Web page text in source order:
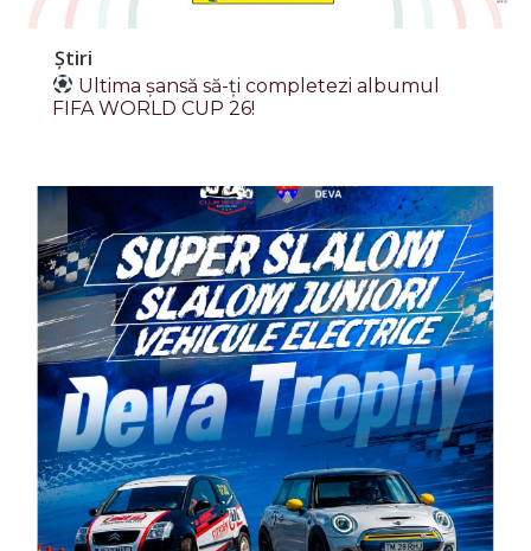
Știri
Ultima șansă să-ți completezi albumul
FIFA WORLD CUP 26!